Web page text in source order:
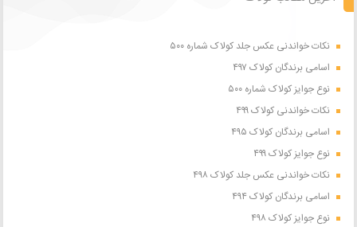
نکات خواندنی عکس جلد کولاک شماره ۵۰۰
اسامی برندگان کولاک ۴۹۷
نوع جوایز کولاک شماره ۵۰۰
نکات خواندنی کولاک ۴۹۹
اسامی برندگان کولاک ۴۹۵
نوع جوایز کولاک ۴۹۹
نکات خواندنی عکس جلد کولاک ۴۹۸
اسامی برندگان کولاک ۴۹۴
نوع جوایز کولاک ۴۹۸